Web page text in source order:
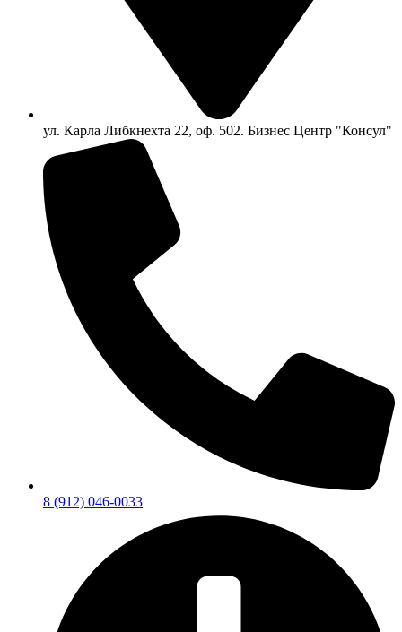
ул. Карла Либкнехта 22, оф. 502. Бизнес Центр "Консул"
8 (912) 046-0033